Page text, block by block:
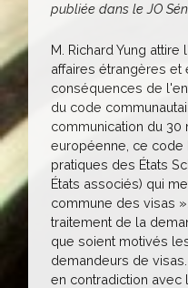
publiée dans le JO
M. Richard Yung
affaires étrangères
conséquences de
du code
communication du 30
européenne, ce
pratiques des États
États associés) qui
commune des visas
traitement de la
que soient motivés
demandeurs de
en contradiction avec